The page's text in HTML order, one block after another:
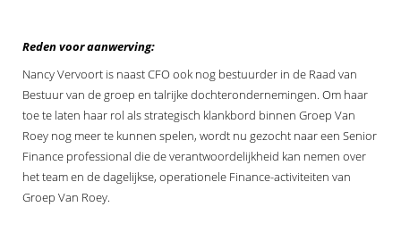
Reden voor aanwerving:
Nancy Vervoort is naast CFO ook nog bestuurder in de Raad van
Bestuur van de groep en talrijke dochterondernemingen. Om haar
toe te laten haar rol als strategisch klankbord binnen Groep Van
Roey nog meer te kunnen spelen, wordt nu gezocht naar een Senior
Finance professional die de verantwoordelijkheid kan nemen over
het team en de dagelijkse, operationele Finance-activiteiten van
Groep Van Roey.
van